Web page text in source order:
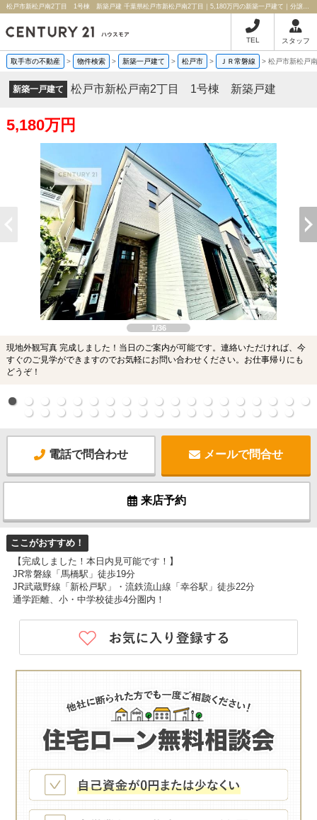
松戸市新松戸南2丁目 1号棟 新築戸建 千葉県松戸市新松戸南2丁目｜5,180万円の新築一戸建て｜分譲住宅や新築物件｜ハウスモア株式会社
TEL スタッフ
取手市の不動産 > 物件検索 > 新築一戸建て > 松戸市 > ＪＲ常磐線 > 松戸市新松戸
新築一戸建て 松戸市新松戸南2丁目 1号棟 新築戸建
5,180万円
1/36
現地外観写真 完成しました！当日のご案内が可能です。連絡いただければ、今
すぐのご見学ができますのでお気軽にお問い合わせください。お仕事帰りにも
どうぞ！
電話で問合わせ メールで問合せ
来店予約
ここがおすすめ！
【完成しました！本日内見可能です！】
JR常磐線「馬橋駅」徒歩19分
JR武蔵野線「新松戸駅」・流鉄流山線「幸谷駅」徒歩22分
通学距離、小・中学校徒歩4分圏内！